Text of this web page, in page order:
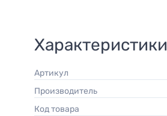
Характеристики
Артикул
Производитель
Код товара